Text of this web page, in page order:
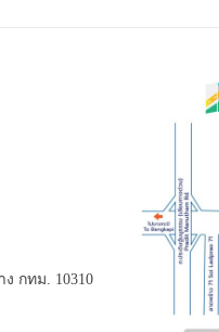
กทม. 10310